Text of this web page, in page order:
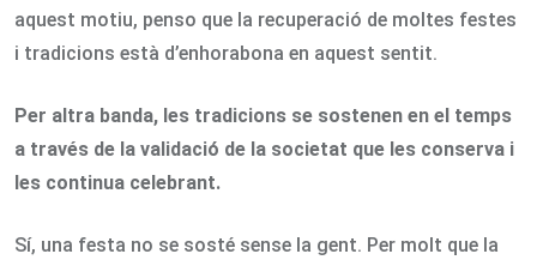
aquest motiu, penso que la recuperació de moltes festes
i tradicions està d’enhorabona en aquest sentit.
Per altra banda, les tradicions se sostenen en el temps
a través de la validació de la societat que les conserva i
les continua celebrant.
Sí, una festa no se sosté sense la gent. Per molt que la